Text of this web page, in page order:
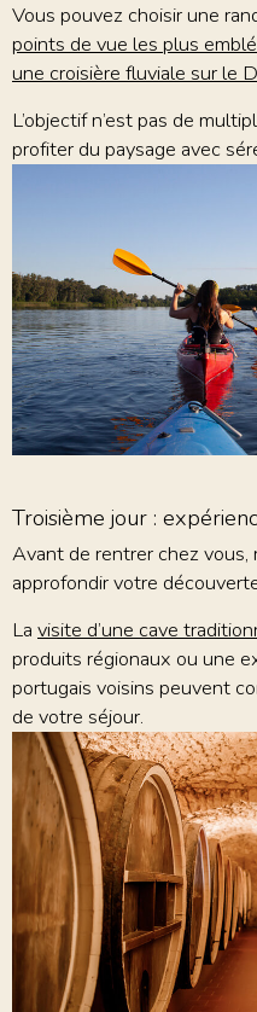
Vous pouvez choisir une
points de vue les plus
une croisière fluviale sur le
L’objectif n’est pas de
profiter du paysage avec
Troisième jour :
Avant de rentrer chez
approfondir votre
La visite d’une cave
produits régionaux ou une
portugais voisins peuvent
de votre séjour.